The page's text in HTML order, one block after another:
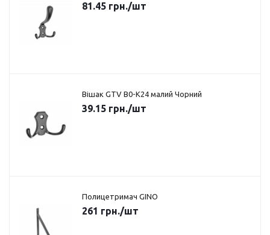
81.45 грн./шт
Вішак GTV B0-K24 малий Чорний
39.15 грн./шт
Полицетримач GINO
261 грн./шт